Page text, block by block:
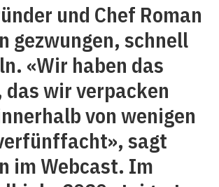
und Chef Roman
gezwungen, schnell
«Wir haben das
das wir verpacken
von wenigen
sagt
im Webcast. Im